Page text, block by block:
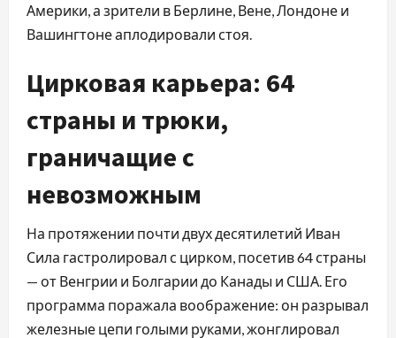
Америки, а зрители в Берлине, Вене, Лондоне и
Вашингтоне аплодировали стоя.
Цирковая карьера: 64
страны и трюки,
граничащие с
невозможным
На протяжении почти двух десятилетий Иван
Сила гастролировал с цирком, посетив 64 страны
— от Венгрии и Болгарии до Канады и США. Его
программа поражала воображение: он разрывал
железные цепи голыми руками, жонглировал